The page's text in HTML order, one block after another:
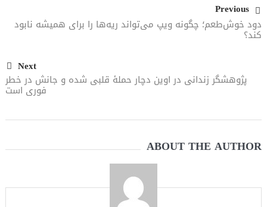
Previous
دود خوش‌طعم؛ چگونه ویپ می‌تواند ریه‌ها را برای همیشه نابود
کند؟
Next
پژوهشگر زندانی در اوین دچار حملهٔ قلبی شده و جانش در خطر
فوری است
ABOUT THE AUTHOR